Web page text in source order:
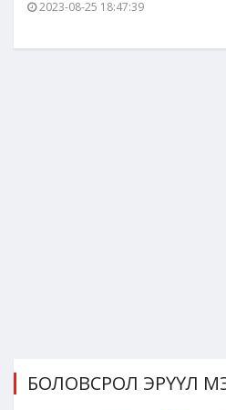
2023-08-25 18:47:39
БОЛОВСРОЛ ЭРҮҮЛ